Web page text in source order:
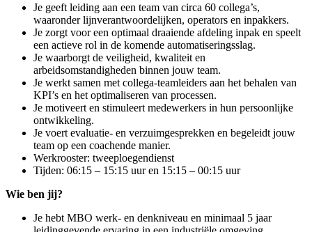
Je geeft leiding aan een team van circa 60 collega’s,
waaronder lijnverantwoordelijken, operators en inpakkers.
Je zorgt voor een optimaal draaiende afdeling inpak en speelt
een actieve rol in de komende automatiseringsslag.
Je waarborgt de veiligheid, kwaliteit en
arbeidsomstandigheden binnen jouw team.
Je werkt samen met collega-teamleiders aan het behalen van
KPI’s en het optimaliseren van processen.
Je motiveert en stimuleert medewerkers in hun persoonlijke
ontwikkeling.
Je voert evaluatie- en verzuimgesprekken en begeleidt jouw
team op een coachende manier.
Werkrooster: tweeploegendienst
Tijden: 06:15 – 15:15 uur en 15:15 – 00:15 uur
Wie ben jij?
Je hebt MBO werk- en denkniveau en minimaal 5 jaar